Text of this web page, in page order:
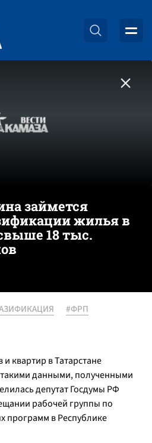
займется
жилья в
18 тыс.
#ФРП
квартир в Татарстане
такими данными, полученными
депутат Госдумы РФ
рабочей группы по
программ в Республике